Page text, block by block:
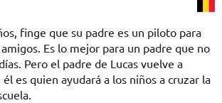
finge que su padre es un piloto para
Es lo mejor para un padre que no
Pero el padre de Lucas vuelve a
es quien ayudará a los niños a cruzar la